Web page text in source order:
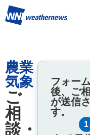
農業
気象
ご
相
談・
フォー
後、ご
が送信
す。
1